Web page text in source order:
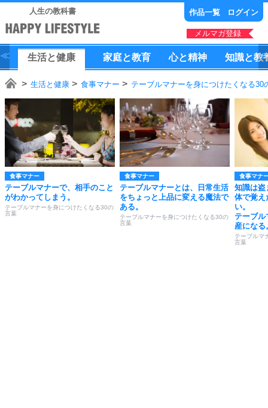
人生の教科書 作品一覧 ログイン
メルマガ登録
生活と健康 家庭と教育 心と精神 知識と教
生活と健康 食事マナー テーブルマナーを身につけたくなる30
食事マナー
テーブルマナーで、相手のこと
がわかってしまう。
テーブルマナーを身につけたくなる30の
言葉
食事マナー
テーブルマナーとは、日常生活
をちょっと上品に変える魔法で
ある。
テーブルマナーを身につけたくなる30の
言葉
食事マナ
知識は盗
体で覚え
い。
テーブル
産になる
テーブルマ
言葉